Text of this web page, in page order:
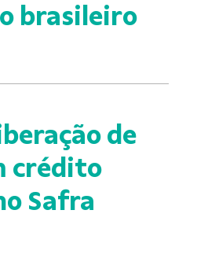
brasileiro
de
crédito
Safra